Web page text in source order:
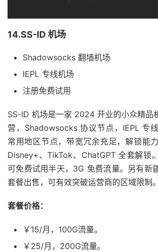
14.SS-ID 机场
Shadowsocks 翻墙机场
IEPL 专线机场
注册免费试用
SS-ID 机场是一家 2024 开业的小众精品
营，Shadowsocks 协议节点，IEPL 专
常用地区节点，带宽冗余充足，解锁能
Disney+、TikTok、ChatGPT 全套解锁
可免费试用半天，3G 免费流量。另有新
套餐出售，可有效突破运营商的区域限制。
套餐价格：
￥15/月，100G流量。
￥25/月，200G流量。